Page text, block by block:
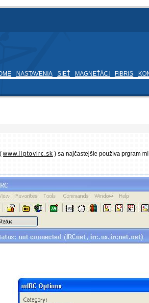
NASTAVENIA SIEŤ MAGNEŤÁCI FIBRIS
www.liptovirc.sk ) sa najčastejšie používa prgram